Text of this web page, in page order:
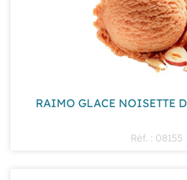
RAIMO GLACE NOISETTE
Réf. : 08155